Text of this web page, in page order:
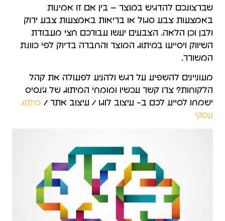
שברצונכם להדגיש במוצר – בין אם זו אמינות
באמצעות צבע סגול או בריאות באמצעות צבע ירוק
ולבן וכן הלאה. הצבעים יעשו עבורכם חצי מעבודת
השיווק ויסייעו במיתוג המוצר והחברה בדיוק לפי כוונת
המשורר.
מעוניינים להשפיע על רגש ולהניע לפעולה את קהל
הלקוחות? צרו קשר עכשיו ומומחי המיתוג של ג'נסיס
ישמחו לסייע לכם ב- עיצוב לוגו / עיצוב אתר / מיתוג
עסקי